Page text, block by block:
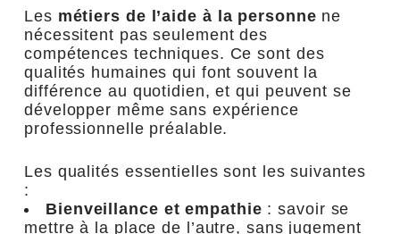
Les métiers de l’aide à la personne ne
nécessitent pas seulement des
compétences techniques. Ce sont des
qualités humaines qui font souvent la
différence au quotidien, et qui peuvent se
développer même sans expérience
professionnelle préalable.
Les qualités essentielles sont les suivantes
:
Bienveillance et empathie : savoir se
mettre à la place de l’autre, sans jugement